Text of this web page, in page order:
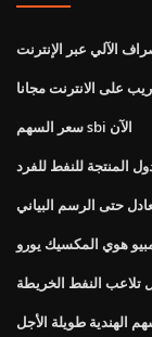
الآلي عبر الإنترنت
على الانترنت مجانا
سعر السهم sbi الآن
المنتجة للنفط للفرد
حتى الرسم البياني
هوي المكسيك يورو
تلاعب النفط الخريطة